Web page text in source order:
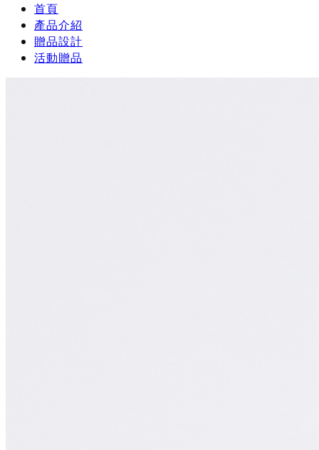
首頁
產品介紹
贈品設計
活動贈品